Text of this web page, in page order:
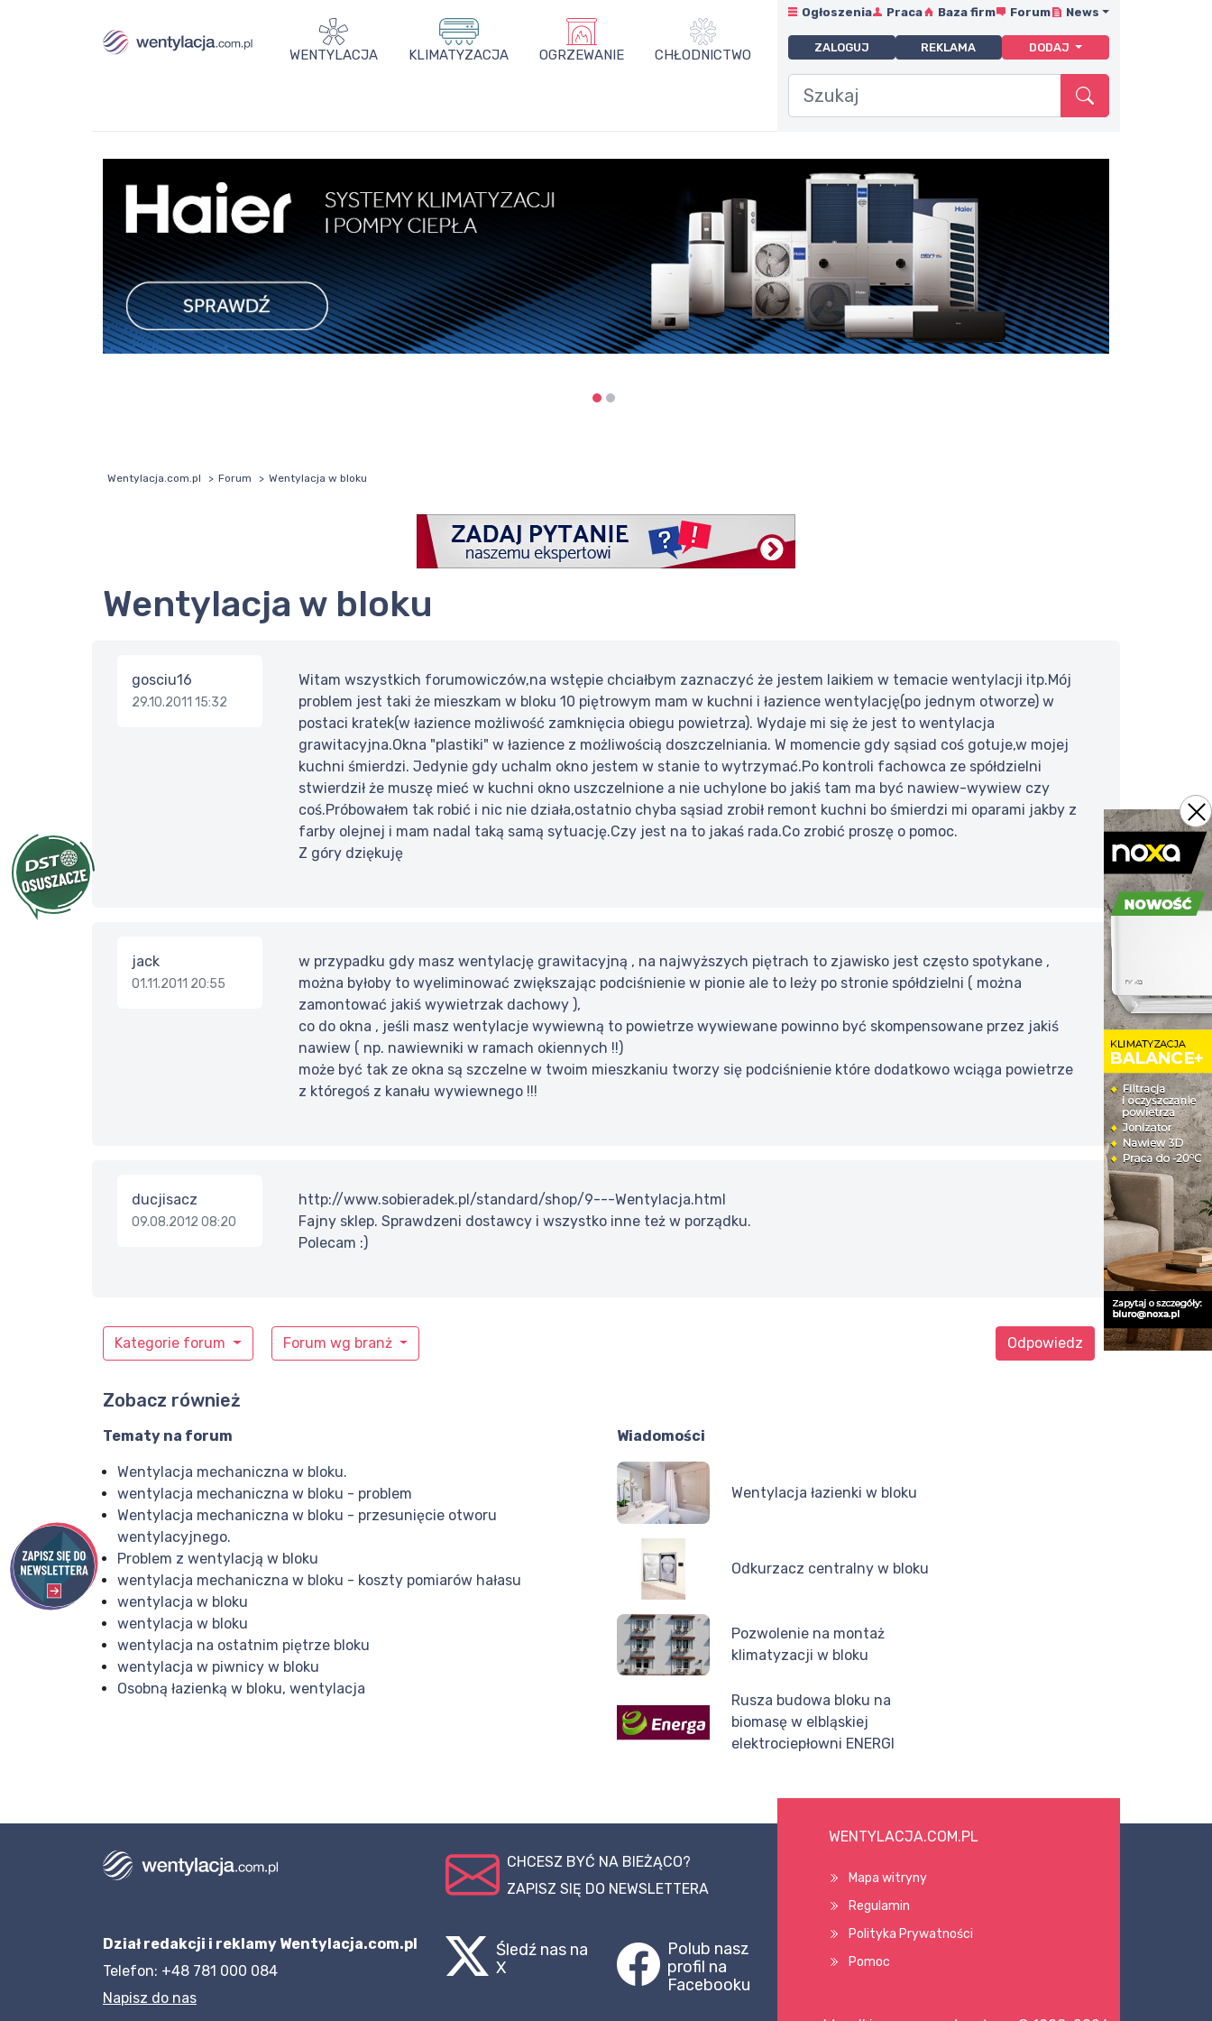
WENTYLACJA KLIMATYZACJA OGRZEWANIE CHŁODNICTWO
Ogłoszenia Praca Baza firm Forum News
ZALOGUJ REKLAMA DODAJ
Wentylacja.com.pl Forum Wentylacja w bloku
Wentylacja w bloku
gosciu16
29.10.2011 15:32
Witam wszystkich forumowiczów,na wstępie chciałbym zaznaczyć że jestem laikiem w temacie wentylacji itp.Mój
problem jest taki że mieszkam w bloku 10 piętrowym mam w kuchni i łazience wentylację(po jednym otworze) w
postaci kratek(w łazience możliwość zamknięcia obiegu powietrza). Wydaje mi się że jest to wentylacja
grawitacyjna.Okna "plastiki" w łazience z możliwością doszczelniania. W momencie gdy sąsiad coś gotuje,w mojej
kuchni śmierdzi. Jedynie gdy uchalm okno jestem w stanie to wytrzymać.Po kontroli fachowca ze spółdzielni
stwierdził że muszę mieć w kuchni okno uszczelnione a nie uchylone bo jakiś tam ma być nawiew-wywiew czy
coś.Próbowałem tak robić i nic nie działa,ostatnio chyba sąsiad zrobił remont kuchni bo śmierdzi mi oparami jakby z
farby olejnej i mam nadal taką samą sytuację.Czy jest na to jakaś rada.Co zrobić proszę o pomoc.
Z góry dziękuję
jack
01.11.2011 20:55
w przypadku gdy masz wentylację grawitacyjną , na najwyższych piętrach to zjawisko jest często spotykane ,
można byłoby to wyeliminować zwiększając podciśnienie w pionie ale to leży po stronie spółdzielni ( można
zamontować jakiś wywietrzak dachowy ),
co do okna , jeśli masz wentylacje wywiewną to powietrze wywiewane powinno być skompensowane przez jakiś
nawiew ( np. nawiewniki w ramach okiennych !!)
może być tak ze okna są szczelne w twoim mieszkaniu tworzy się podciśnienie które dodatkowo wciąga powietrze
z któregoś z kanału wywiewnego !!!
ducjisacz
09.08.2012 08:20
http://www.sobieradek.pl/standard/shop/9---Wentylacja.html
Fajny sklep. Sprawdzeni dostawcy i wszystko inne też w porządku.
Polecam :)
Kategorie forum Forum wg branż Odpowiedz
Zobacz również
Tematy na forum
Wentylacja mechaniczna w bloku.
wentylacja mechaniczna w bloku - problem
Wentylacja mechaniczna w bloku - przesunięcie otworu
wentylacyjnego.
Problem z wentylacją w bloku
wentylacja mechaniczna w bloku - koszty pomiarów hałasu
wentylacja w bloku
wentylacja w bloku
wentylacja na ostatnim piętrze bloku
wentylacja w piwnicy w bloku
Osobną łazienką w bloku, wentylacja
Wiadomości
Wentylacja łazienki w bloku
Odkurzacz centralny w bloku
Pozwolenie na montaż
klimatyzacji w bloku
Rusza budowa bloku na
biomasę w elbląskiej
elektrociepłowni ENERGI
CHCESZ BYĆ NA BIEŻĄCO?
ZAPISZ SIĘ DO NEWSLETTERA
Dział redakcji i reklamy Wentylacja.com.pl
Telefon: +48 781 000 084
Napisz do nas
Śledź nas na
X
Polub nasz
profil na
Facebooku
WENTYLACJA.COM.PL
Mapa witryny
Regulamin
Polityka Prywatności
Pomoc